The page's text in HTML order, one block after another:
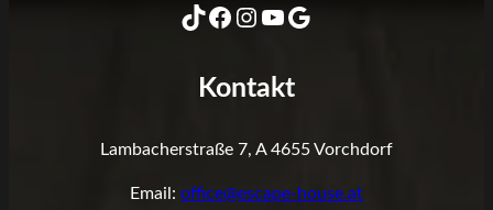
TikTok
Facebook
Instagram
YouTube
Google
Kontakt
Lambacherstraße 7, A 4655 Vorchdorf
Email: office@escape-house.at